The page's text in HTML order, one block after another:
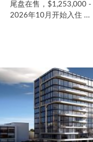
尾盘在售，$1,253,000
2026年10月开始入住 ...